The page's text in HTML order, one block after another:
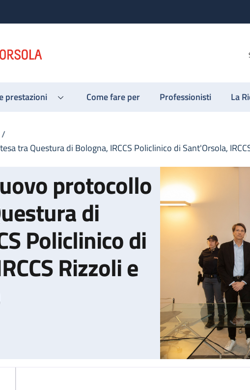
prestazioni Come fare per Professionisti La
/
tra Questura di Bologna, IRCCS Policlinico di Sant'Orsola,
protocollo
di
Policlinico di
Rizzoli e